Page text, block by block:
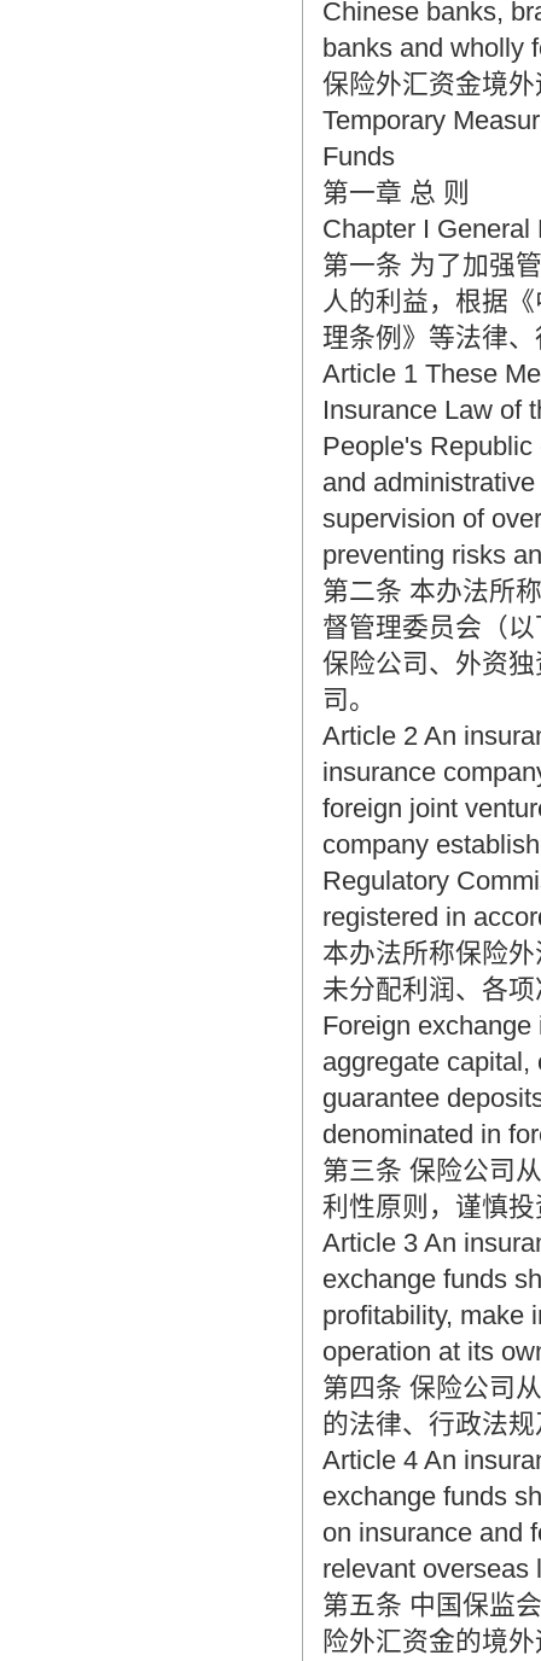
Chinese banks,
banks and wholly
保险外汇资金境
Temporary
Funds
第一章 总 则
Chapter I General
第一条 为了加强
人的利益，根据
理条例》等法律
Article 1 These
Insurance Law of
People's
and
supervision of
preventing risks
第二条 本办法所
督管理委员会（
保险公司、外资
司。
Article 2 An
insurance
foreign joint
company
Regulatory
registered in
本办法所称保险
未分配利润、各
Foreign
aggregate capital,
guarantee
denominated in
第三条 保险公司
利性原则，谨慎
Article 3 An
exchange funds
profitability, make
operation at its
第四条 保险公司
的法律、行政法
Article 4 An
exchange funds
on insurance and
relevant overseas
第五条 中国保监
险外汇资金的境